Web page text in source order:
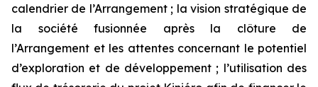
calendrier de l’Arrangement ; la vision stratégique de
la société fusionnée après la clôture de
l’Arrangement et les attentes concernant le potentiel
d’exploration et de développement ; l’utilisation des